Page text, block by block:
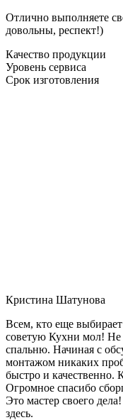
Отлично выполняете
довольны, респект!)
Качество продукции
Уровень сервиса
Срок изготовления
Кристина Шатунова
Всем, кто еще
советую Кухни мол! Не
спальню. Начиная с
монтажом никаких
быстро и качественно.
Огромное спасибо
Это мастер своего
здесь.